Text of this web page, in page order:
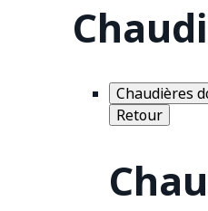
Chaudières
Retour